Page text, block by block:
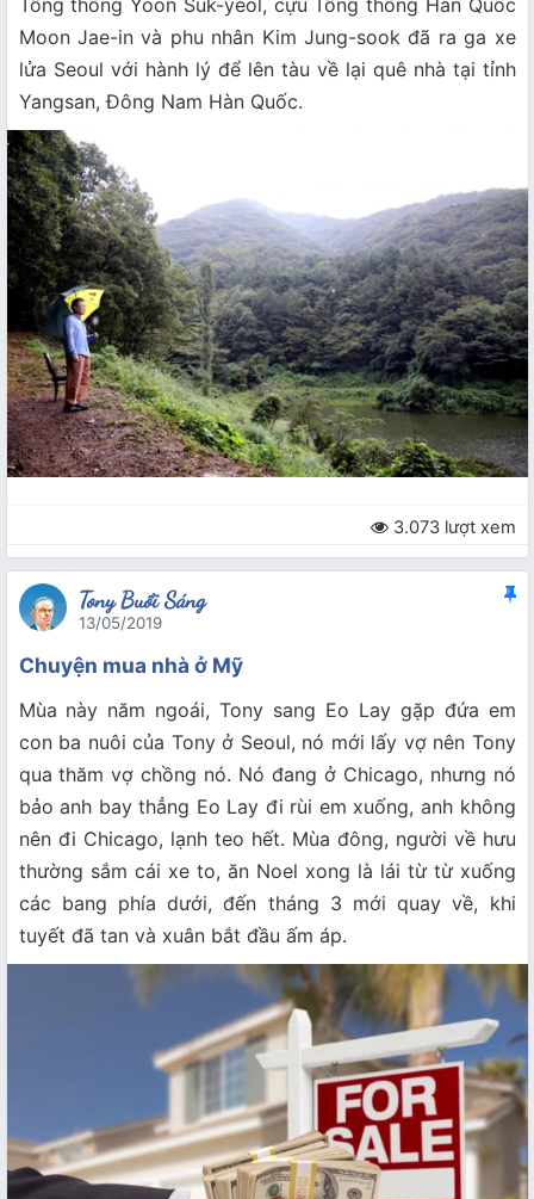
Moon Jae-in và phu nhân Kim Jung-sook đã ra ga xe
lửa Seoul với hành lý để lên tàu về lại quê nhà tại tỉnh
Yangsan, Đông Nam Hàn Quốc.
3.073 lượt xem
Tony Buổi Sáng
13/05/2019
Chuyện mua nhà ở Mỹ
Mùa này năm ngoái, Tony sang Eo Lay gặp đứa em
con ba nuôi của Tony ở Seoul, nó mới lấy vợ nên Tony
qua thăm vợ chồng nó. Nó đang ở Chicago, nhưng nó
bảo anh bay thẳng Eo Lay đi rùi em xuống, anh không
nên đi Chicago, lạnh teo hết. Mùa đông, người về hưu
thường sắm cái xe to, ăn Noel xong là lái từ từ xuống
các bang phía dưới, đến tháng 3 mới quay về, khi
tuyết đã tan và xuân bắt đầu ấm áp.